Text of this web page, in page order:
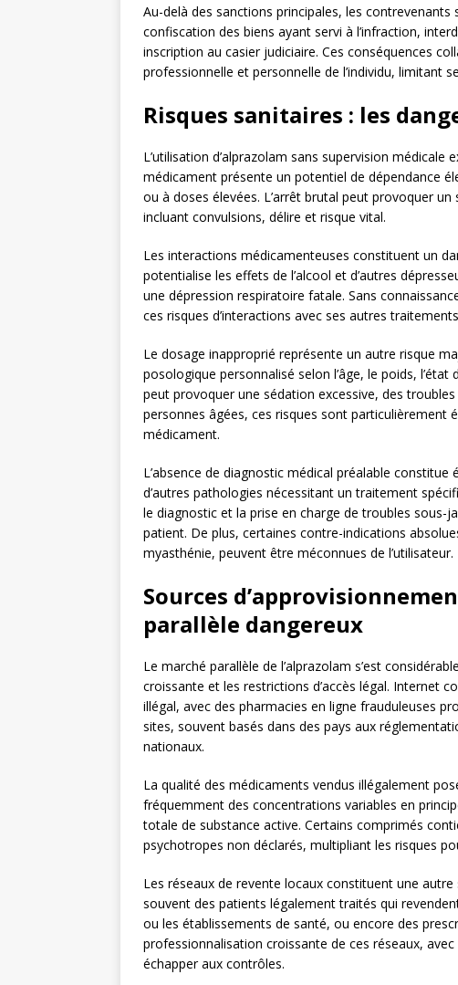
Au-delà des sanctions principales, les contrevenants
confiscation des biens ayant servi à l’infraction,
inscription au casier judiciaire. Ces conséquences
professionnelle et personnelle de l’individu, limitant
Risques sanitaires : les
L’utilisation d’alprazolam sans supervision médicale
médicament présente un potentiel de dépendance
ou à doses élevées. L’arrêt brutal peut provoquer
incluant convulsions, délire et risque vital.
Les interactions médicamenteuses constituent un
potentialise les effets de l’alcool et d’autres
une dépression respiratoire fatale. Sans
ces risques d’interactions avec ses autres
Le dosage inapproprié représente un autre risque
posologique personnalisé selon l’âge, le poids,
peut provoquer une sédation excessive, des
personnes âgées, ces risques sont particulièrement
médicament.
L’absence de diagnostic médical préalable
d’autres pathologies nécessitant un traitement
le diagnostic et la prise en charge de troubles sous-
patient. De plus, certaines contre-indications
myasthénie, peuvent être méconnues de l’utilisateur.
Sources
parallèle dangereux
Le marché parallèle de l’alprazolam s’est
croissante et les restrictions d’accès légal. Internet
illégal, avec des pharmacies en ligne frauduleuses
sites, souvent basés dans des pays aux
nationaux.
La qualité des médicaments vendus illégalement
fréquemment des concentrations variables en
totale de substance active. Certains comprimés
psychotropes non déclarés, multipliant les risques
Les réseaux de revente locaux constituent une
souvent des patients légalement traités qui
ou les établissements de santé, ou encore des
professionnalisation croissante de ces réseaux,
échapper aux contrôles.